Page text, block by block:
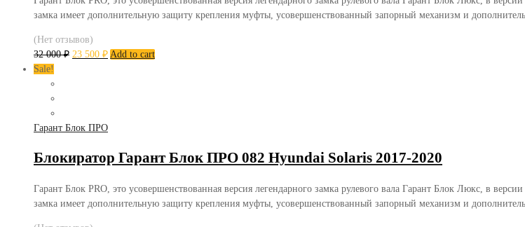
замка имеет дополнительную защиту крепления муфты, усовершенствованный запорный механизм и
(Нет отзывов)
32 000₽ 23 500 ₽ Add to cart
Sale!
Гарант Блок ПРО
Блокиратор Гарант Блок ПРО 082 Hyundai Solaris 2017-2020
Гарант Блок PRO, это усовершенствованная версия легендарного замка рулевого вала Гарант Блок Люкс, в
замка имеет дополнительную защиту крепления муфты, усовершенствованный запорный механизм и